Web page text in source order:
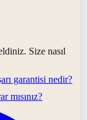
Size nasıl
garantisi nedir?
mısınız?